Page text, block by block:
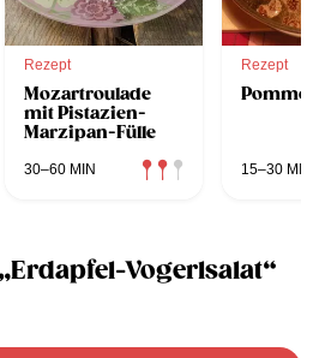
Rezept
Mozartroulade
mit Pistazien-
Marzipan-Fülle
30–60 MIN
Rezept
15–30 MIN
Vogerlsalat“